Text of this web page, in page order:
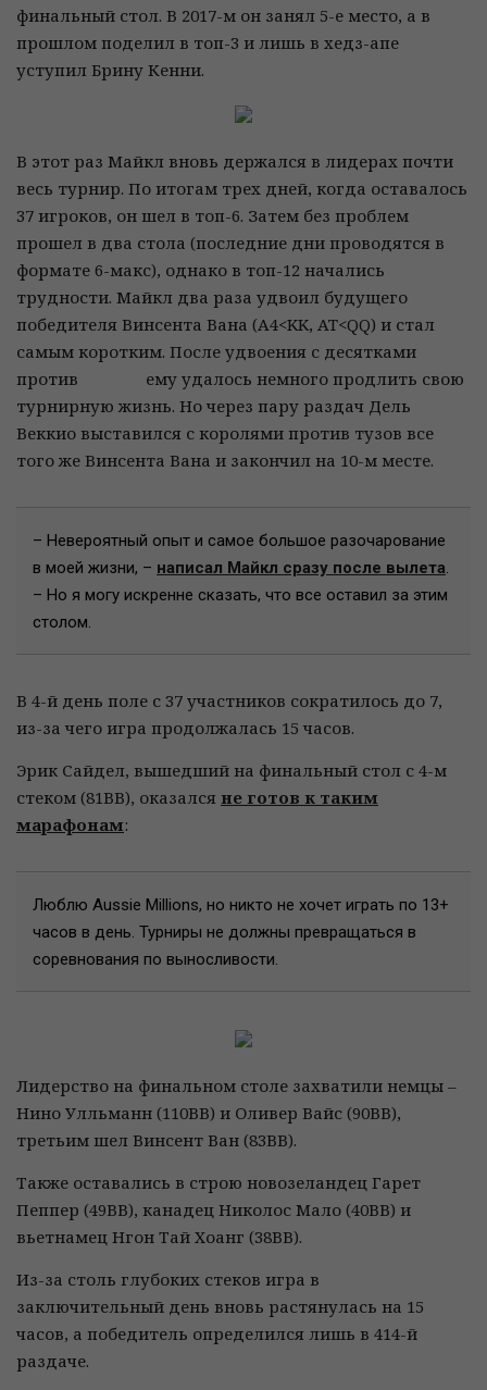
финальный стол. В 2017-м он занял 5-е место, а в
прошлом поделил в топ-3 и лишь в хедз-апе
уступил Брину Кенни.
В этот раз Майкл вновь держался в лидерах почти
весь турнир. По итогам трех дней, когда оставалось
37 игроков, он шел в топ-6. Затем без проблем
прошел в два стола (последние дни проводятся в
формате 6-макс), однако в топ-12 начались
трудности. Майкл два раза удвоил будущего
победителя Винсента Вана (A4<KK, AT<QQ) и стал
самым коротким. После удвоения с десятками
против
ему удалось немного продлить свою
турнирную жизнь. Но через пару раздач Дель
Веккио выставился с королями против тузов все
того же Винсента Вана и закончил на 10-м месте.
– Невероятный опыт и самое большое разочарование
в моей жизни, – написал Майкл сразу после вылета.
– Но я могу искренне сказать, что все оставил за этим
столом.
В 4-й день поле с 37 участников сократилось до 7,
из-за чего игра продолжалась 15 часов.
Эрик Сайдел, вышедший на финальный стол с 4-м
стеком (81ВВ), оказался не готов к таким
марафонам:
Люблю Aussie Millions, но никто не хочет играть по 13+
часов в день. Турниры не должны превращаться в
соревнования по выносливости.
Лидерство на финальном столе захватили немцы –
Нино Улльманн (110ВВ) и Оливер Вайс (90ВВ),
третьим шел Винсент Ван (83ВВ).
Также оставались в строю новозеландец Гарет
Пеппер (49ВВ), канадец Николос Мало (40ВВ) и
вьетнамец Нгон Тай Хоанг (38ВВ).
Из-за столь глубоких стеков игра в
заключительный день вновь растянулась на 15
часов, а победитель определился лишь в 414-й
раздаче.